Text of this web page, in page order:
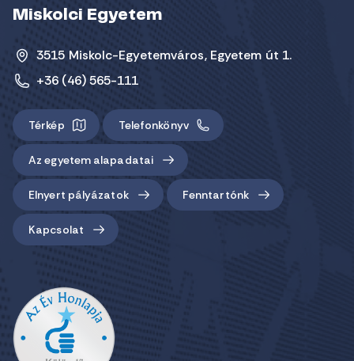
Miskolci Egyetem
3515 Miskolc-Egyetemváros, Egyetem út 1.
+36 (46) 565-111
Térkép Telefonkönyv
Az egyetem alapadatai
Elnyert pályázatok Fenntartónk
Kapcsolat